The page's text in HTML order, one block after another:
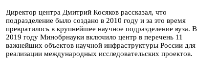
Директор центра Дмитрий Косяков рассказал, что
подразделение было создано в 2010 году и за это время
превратилось в крупнейшее научное подразделение вуза. В
2019 году Минобрнауки включило центр в перечень 11
важнейших объектов научной инфраструктуры России для
реализации международных исследовательских проектов.